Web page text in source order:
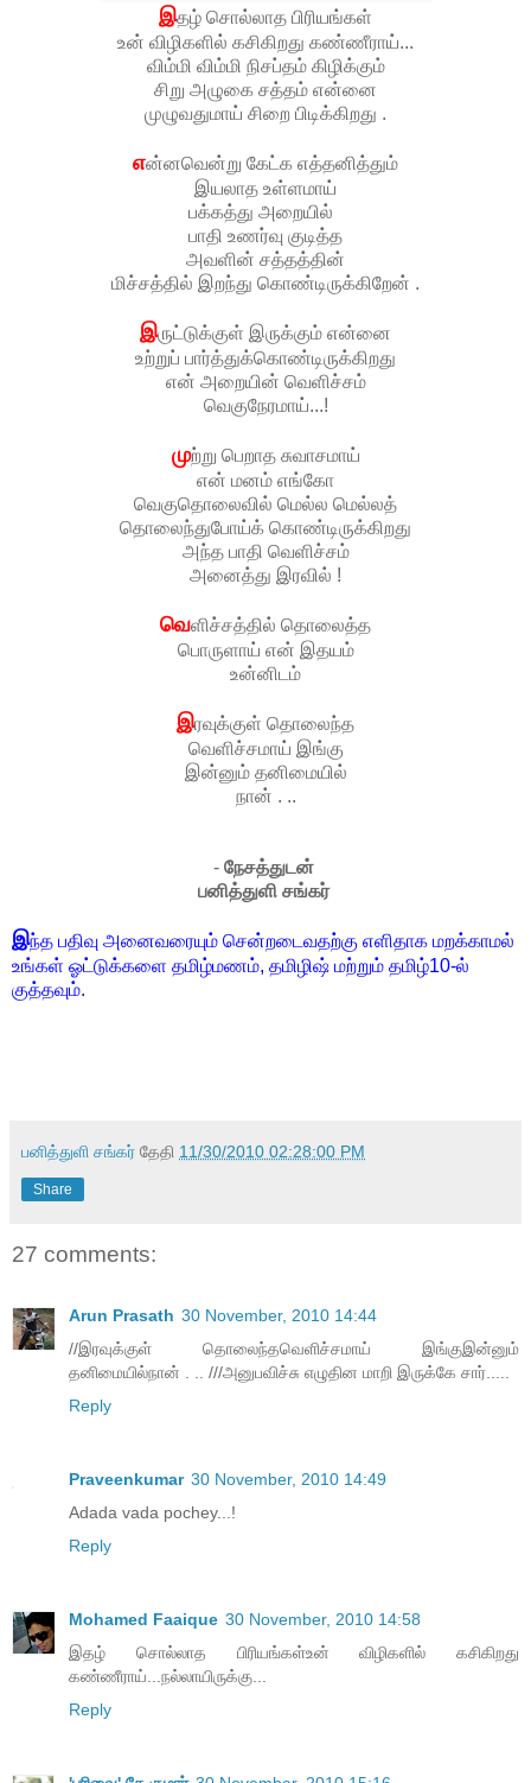
இதழ் சொல்லாத பிரியங்கள்
உன் விழிகளில் கசிகிறது கண்ணீராய்...
விம்மி விம்மி நிசப்தம் கிழிக்கும்
சிறு அழுகை சத்தம் என்னை
முழுவதுமாய் சிறை பிடிக்கிறது .
என்னவென்று கேட்க எத்தனித்தும்
இயலாத உள்ளமாய்
பக்கத்து அறையில்
பாதி உணர்வு குடித்த
அவளின் சத்தத்தின்
மிச்சத்தில் இறந்து கொண்டிருக்கிறேன் .
இருட்டுக்குள் இருக்கும் என்னை
உற்றுப் பார்த்துக்கொண்டிருக்கிறது
என் அறையின் வெளிச்சம்
வெகுநேரமாய்...!
முற்று பெறாத சுவாசமாய்
என் மனம் எங்கோ
வெகுதொலைவில் மெல்ல மெல்லத்
தொலைந்துபோய்க் கொண்டிருக்கிறது
அந்த பாதி வெளிச்சம்
அனைத்து இரவில் !
வெளிச்சத்தில் தொலைத்த
பொருளாய் என் இதயம்
உன்னிடம்
இரவுக்குள் தொலைந்த
வெளிச்சமாய் இங்கு
இன்னும் தனிமையில்
நான் . ..
- நேசத்துடன்
பனித்துளி சங்கர்
இந்த பதிவு அனைவரையும் சென்றடைவதற்கு எளிதாக மறக்காமல்
உங்கள் ஓட்டுக்களை தமிழ்மணம், தமிழிஷ் மற்றும் தமிழ்10-ல்
குத்தவும்.
பனித்துளி சங்கர் தேதி 11/30/2010 02:28:00 PM
Share
27 comments:
Arun Prasath 30 November, 2010 14:44
//இரவுக்குள் தொலைந்தவெளிச்சமாய் இங்குஇன்னும்
தனிமையில்நான் . .. ///அனுபவிச்சு எழுதின மாறி இருக்கே சார்.....
Reply
Praveenkumar 30 November, 2010 14:49
Adada vada pochey...!
Reply
Mohamed Faaique 30 November, 2010 14:58
இதழ் சொல்லாத பிரியங்கள்உன் விழிகளில் கசிகிறது
கண்ணீராய்...நல்லாயிருக்கு...
Reply